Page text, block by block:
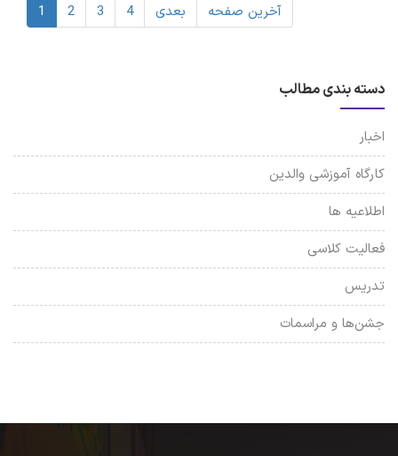
1 2 3 4 بعدی آخرین صفحه
دسته بندی مطالب
اخبار
کارگاه آموزشی والدین
اطلاعیه ها
فعالیت کلاسی
تدریس
جشن‌ها و مراسمات